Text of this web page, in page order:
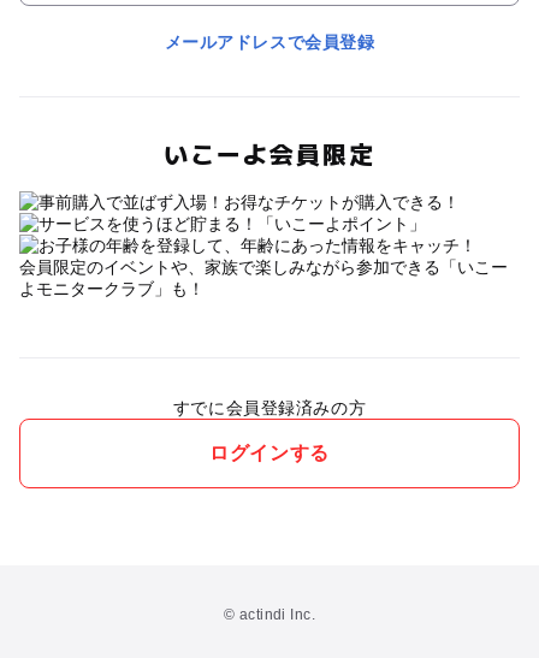
メールアドレスで会員登録
いこーよ会員限定
会員限定のイベントや、家族で楽しみながら参加できる「いこー
よモニタークラブ」も！
すでに会員登録済みの方
ログインする
© actindi Inc.